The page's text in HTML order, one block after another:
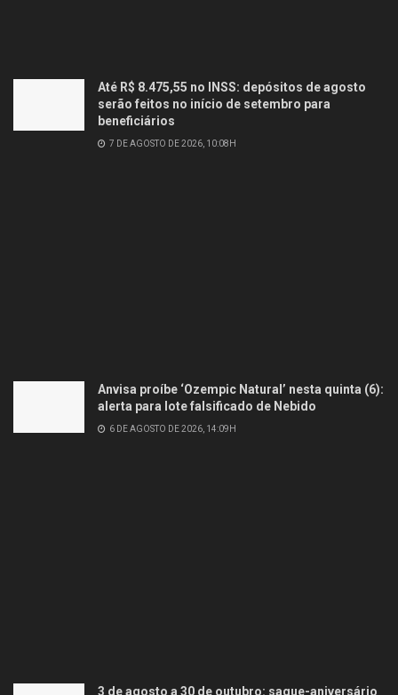
Até R$ 8.475,55 no INSS: depósitos de agosto
serão feitos no início de setembro para
beneficiários
7 DE AGOSTO DE 2026, 10:08H
Anvisa proíbe ‘Ozempic Natural’ nesta quinta (6):
alerta para lote falsificado de Nebido
6 DE AGOSTO DE 2026, 14:09H
3 de agosto a 30 de outubro: saque-aniversário